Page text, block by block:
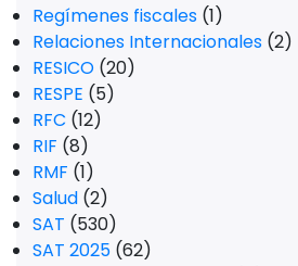
Regímenes fiscales (1)
Relaciones Internacionales (2)
RESICO (20)
RESPE (5)
RFC (12)
RIF (8)
RMF (1)
Salud (2)
SAT (530)
SAT 2025 (62)